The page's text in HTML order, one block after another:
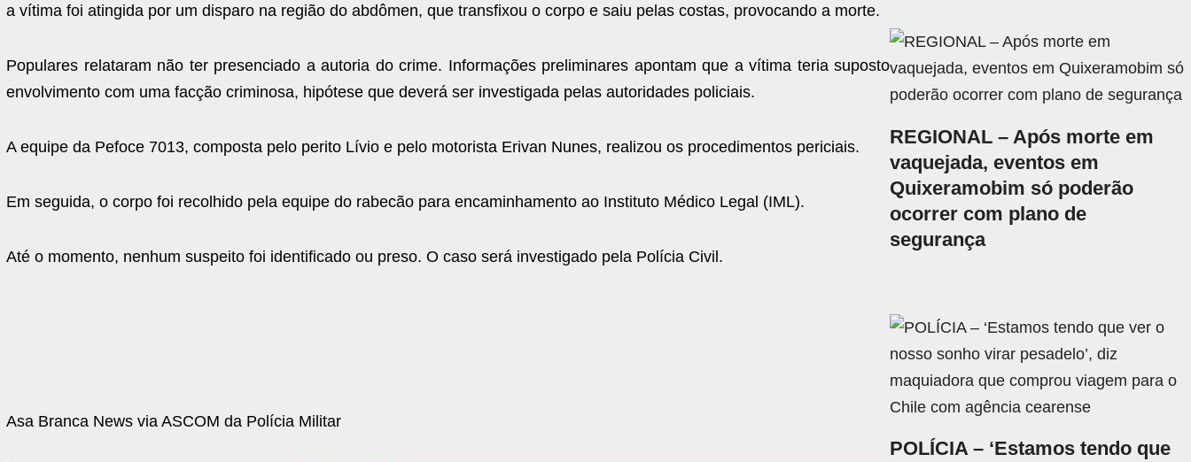
a vítima foi atingida por um disparo na região do abdômen, que transfixou o corpo e saiu pelas costas, provocando a morte.
Populares relataram não ter presenciado a autoria do crime. Informações preliminares apontam que a vítima teria suposto
envolvimento com uma facção criminosa, hipótese que deverá ser investigada pelas autoridades policiais.
A equipe da Pefoce 7013, composta pelo perito Lívio e pelo motorista Erivan Nunes, realizou os procedimentos periciais.
Em seguida, o corpo foi recolhido pela equipe do rabecão para encaminhamento ao Instituto Médico Legal (IML).
Até o momento, nenhum suspeito foi identificado ou preso. O caso será investigado pela Polícia Civil.
Asa Branca News via ASCOM da Polícia Militar
REGIONAL – Após morte em
vaquejada, eventos em
Quixeramobim só poderão
ocorrer com plano de
segurança
POLÍCIA – ‘Estamos tendo que